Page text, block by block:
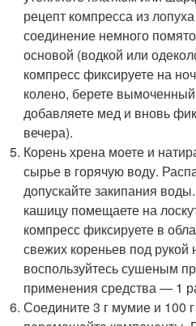
рецепт компресса из
соединение немного
основой (водкой или
компресс фиксируете на
колено, берете
добавляете мед и вновь
вечера).
Корень хрена моете и
сырье в горячую воду.
допускайте закипания
кашицу помещаете на
компресс фиксируете в
свежих кореньев под рукой
воспользуйтесь сушеным
применения средства — 1
Соедините 3 г мумие и 100